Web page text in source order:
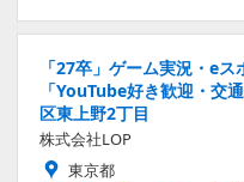
「27卒」ゲーム実況・e
「YouTube好き歓迎・交
区東上野2丁目
株式会社LOP
東京都